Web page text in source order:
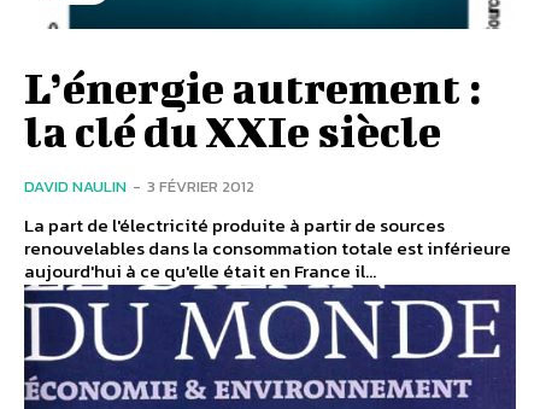
L’énergie autrement :
la clé du XXIe siècle
DAVID NAULIN - 3 FÉVRIER 2012
La part de l'électricité produite à partir de sources
renouvelables dans la consommation totale est inférieure
aujourd'hui à ce qu'elle était en France il...